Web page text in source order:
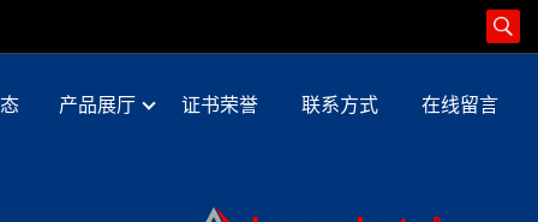
产品展厅 证书荣誉 联系方式 在线留言